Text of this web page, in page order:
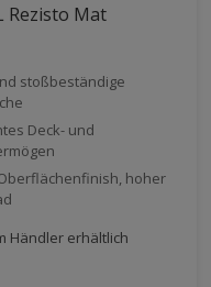
Rezisto Mat
stoßbeständige
Deck- und
hoher
Händler erhältlich